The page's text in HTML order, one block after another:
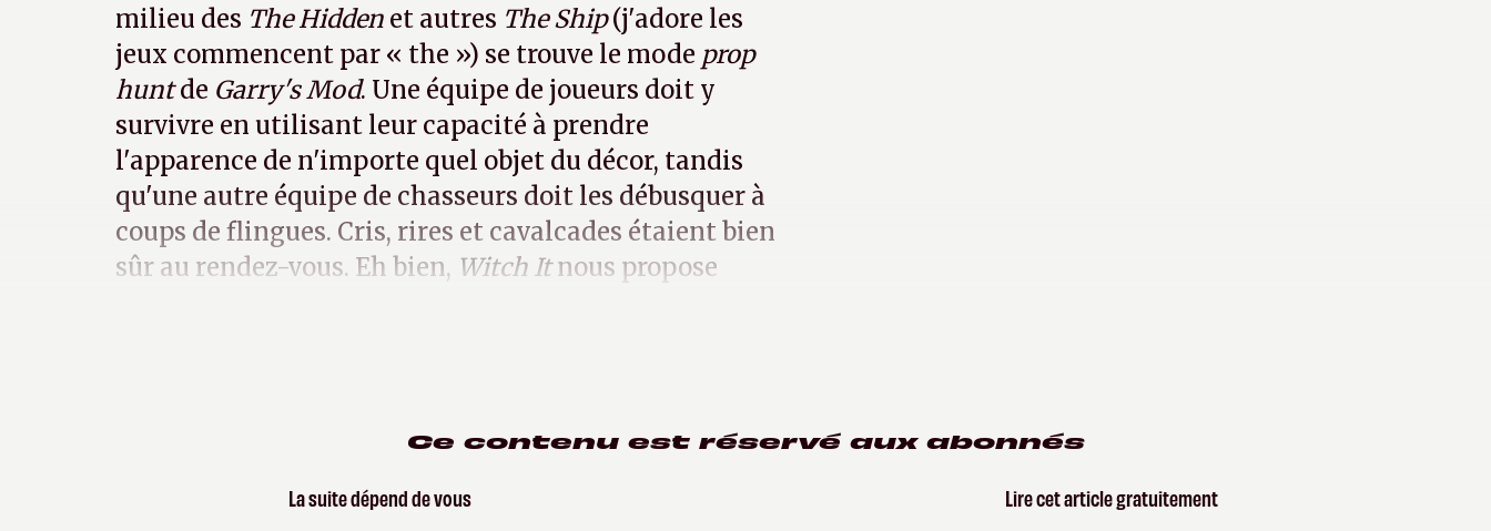
milieu des The Hidden et autres The Ship(j'adore les
jeux commencent par « the ») se trouve le mode prop
huntde Garry's Mod. Une équipe de joueurs doit y
survivre en utilisant leur capacité à prendre
l'apparence de n'importe quel objet du décor, tandis
qu'une autre équipe de chasseurs doit les débusquer à
coups de flingues. Cris, rires et cavalcades étaient bien
sûr au rendez-vous. Eh bien, Witch Itnous propose
Ce contenu est réservé aux abonnés
La suite dépend de vous Lire cet article gratuitement